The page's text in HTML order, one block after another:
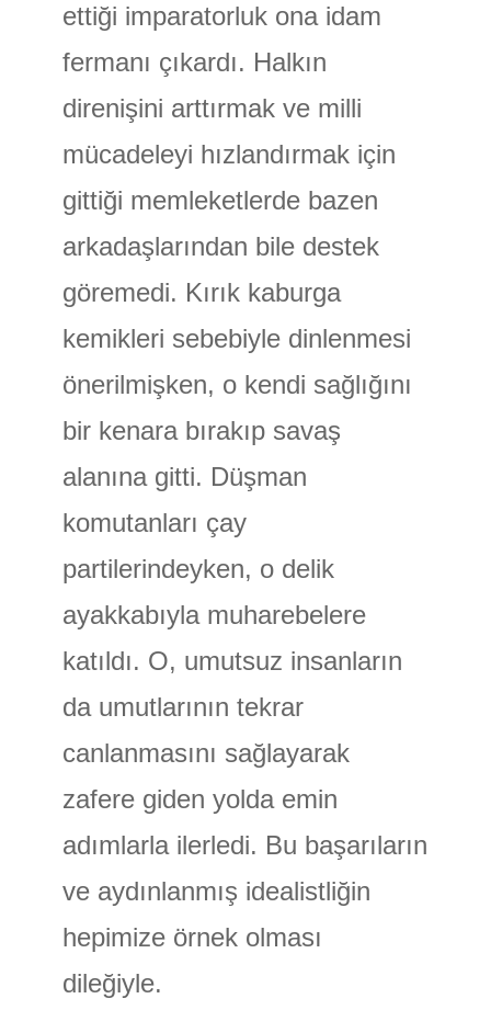
ettiği imparatorluk ona idam
fermanı çıkardı. Halkın
direnişini arttırmak ve milli
mücadeleyi hızlandırmak için
gittiği memleketlerde bazen
arkadaşlarından bile destek
göremedi. Kırık kaburga
kemikleri sebebiyle dinlenmesi
önerilmişken, o kendi sağlığını
bir kenara bırakıp savaş
alanına gitti. Düşman
komutanları çay
partilerindeyken, o delik
ayakkabıyla muharebelere
katıldı. O, umutsuz insanların
da umutlarının tekrar
canlanmasını sağlayarak
zafere giden yolda emin
adımlarla ilerledi. Bu başarıların
ve aydınlanmış idealistliğin
hepimize örnek olması
dileğiyle.